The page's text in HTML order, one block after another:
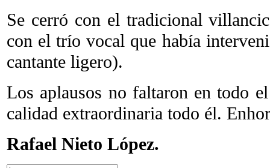
Se cerró con el tradicional
con el trío vocal que había
cantante ligero).
Los aplausos no faltaron en todo
calidad extraordinaria todo él.
Rafael Nieto López.